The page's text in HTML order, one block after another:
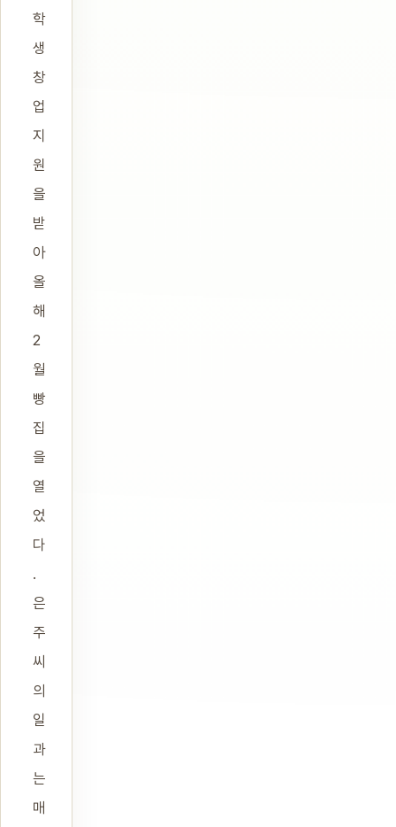
학
생
창
업
지
원
을
받
아
올
해
2
월
빵
집
을
열
었
다
.
은
주
씨
의
일
과
는
매